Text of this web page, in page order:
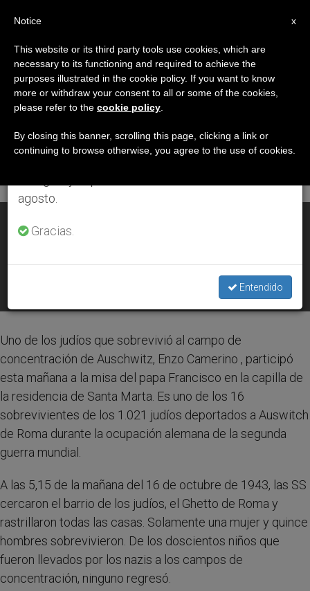
DÍA
Octubre 16th, 2013
ÚLTIMAS NOTICIAS
OCT 16, 2013 00:00
Uno de los judíos que sobrevivió al campo de
concentración de Auschwitz, Enzo Camerino , participó
esta mañana a la misa del papa Francisco en la capilla de
la residencia de Santa Marta. Es uno de los 16
sobrevivientes de los 1.021 judíos deportados a Auswitch
de Roma durante la ocupación alemana de la segunda
guerra mundial.
A las 5,15 de la mañana del 16 de octubre de 1943, las SS
cercaron el barrio de los judíos, el Ghetto de Roma y
rastrillaron todas las casas. Solamente una mujer y quince
hombres sobrevivieron. De los doscientos niños que
fueron llevados por los nazis a los campos de
concentración, ninguno regresó.
×
Aviso importante
Del 27 de julio al 7 de agosto haremos la pausa
anual, aprovechando que en el periodo de verano
se generan menos informaciones y también el
agosto.
Gracias.
Entendido
x
Notice
This website or its third party tools use cookies, which are
necessary to its functioning and required to achieve the
purposes illustrated in the cookie policy. If you want to know
more or withdraw your consent to all or some of the cookies,
please refer to the cookie policy
By closing this banner, scrolling this page, clicking a link or
continuing to browse otherwise, you agree to the use of cookies.